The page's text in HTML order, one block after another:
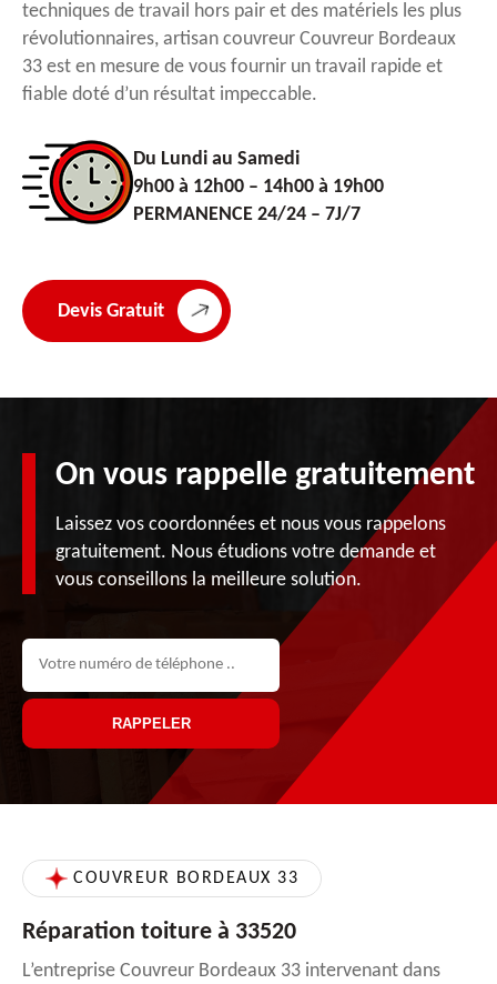
techniques de travail hors pair et des matériels les plus
révolutionnaires, artisan couvreur Couvreur Bordeaux
33 est en mesure de vous fournir un travail rapide et
fiable doté d’un résultat impeccable.
Du Lundi au Samedi
9h00 à 12h00 – 14h00 à 19h00
PERMANENCE 24/24 – 7J/7
Devis Gratuit
On vous rappelle gratuitement
Laissez vos coordonnées et nous vous rappelons
gratuitement. Nous étudions votre demande et
vous conseillons la meilleure solution.
COUVREUR BORDEAUX 33
Réparation toiture à 33520
L’entreprise Couvreur Bordeaux 33 intervenant dans